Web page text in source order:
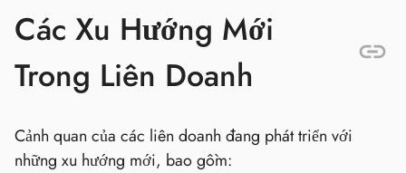
Các Xu Hướng Mới
Trong Liên Doanh
Cảnh quan của các liên doanh đang phát triển với
những xu hướng mới, bao gồm: